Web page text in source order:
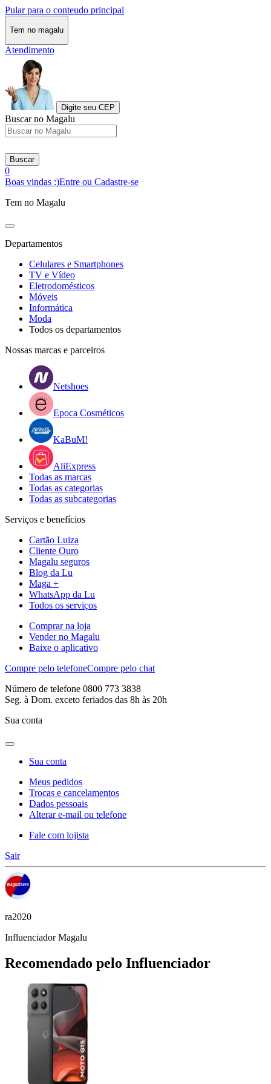
Pular para o conteudo principal
Tem no magalu
Atendimento
Digite seu CEP
Buscar no Magalu
Buscar
0
Boas vindas :)Entre ou Cadastre-se
Tem no Magalu
Departamentos
Celulares e Smartphones
TV e Vídeo
Eletrodomésticos
Móveis
Informática
Moda
Todos os departamentos
Nossas marcas e parceiros
Netshoes
Epoca Cosméticos
KaBuM!
AliExpress
Todas as marcas
Todas as categorias
Todas as subcategorias
Serviços e benefícios
Cartão Luiza
Cliente Ouro
Magalu seguros
Blog da Lu
Maga +
WhatsApp da Lu
Todos os serviços
Comprar na loja
Vender no Magalu
Baixe o aplicativo
Compre pelo telefoneCompre pelo chat
Número de telefone 0800 773 3838
Seg. à Dom. exceto feriados das 8h às 20h
Sua conta
Sua conta
Meus pedidos
Trocas e cancelamentos
Dados pessoais
Alterar e-mail ou telefone
Fale com lojista
Sair
ra2020
Influenciador Magalu
Recomendado pelo Influenciador